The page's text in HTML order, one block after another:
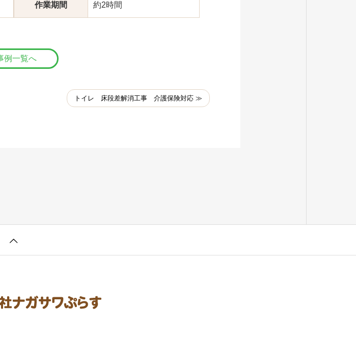
作業期間 約2時間
例一覧へ
トイレ 床段差解消工事 介護保険対応 ≫